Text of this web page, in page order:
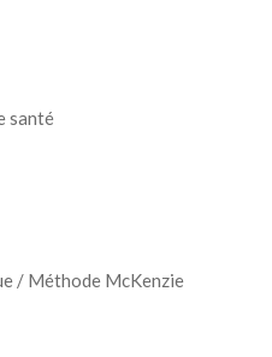
santé
/ Méthode McKenzie